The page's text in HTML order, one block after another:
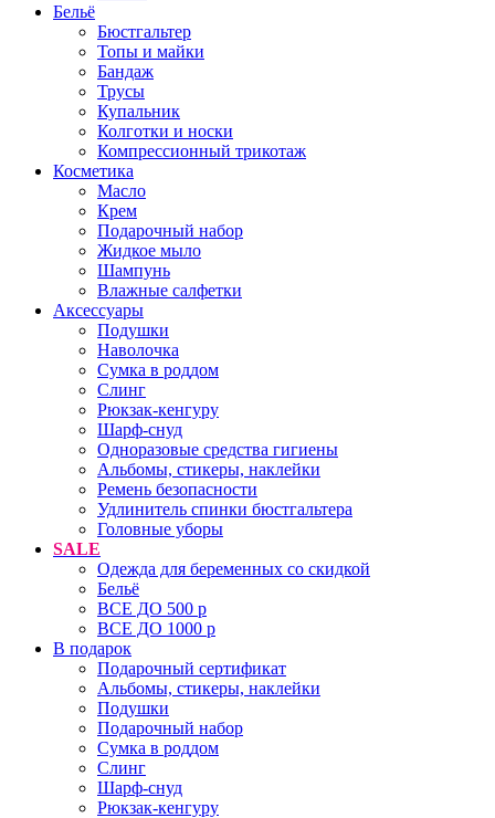
Бельё
Бюстгальтер
Топы и майки
Бандаж
Трусы
Купальник
Колготки и носки
Компрессионный трикотаж
Косметика
Масло
Крем
Подарочный набор
Жидкое мыло
Шампунь
Влажные салфетки
Аксессуары
Подушки
Наволочка
Сумка в роддом
Cлинг
Рюкзак-кенгуру
Шарф-снуд
Одноразовые средства гигиены
Альбомы, стикеры, наклейки
Ремень безопасности
Удлинитель спинки бюстгальтера
Головные уборы
SALE
Одежда для беременных со скидкой
Бельё
ВСЕ ДО 500 р
ВСЕ ДО 1000 р
В подарок
Подарочный сертификат
Альбомы, стикеры, наклейки
Подушки
Подарочный набор
Сумка в роддом
Слинг
Шарф-снуд
Рюкзак-кенгуру